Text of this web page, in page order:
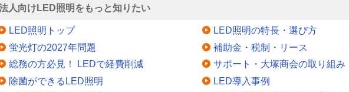
人向けLED照明をもっと知りたい
LED照明トップ
蛍光灯の2027年問題
総務の方必見！ LEDで経費削減
除菌ができるLED照明
LED照明の特長・選び方
補助金・税制・リース
サポート・大塚商会の取り組み
LED導入事例